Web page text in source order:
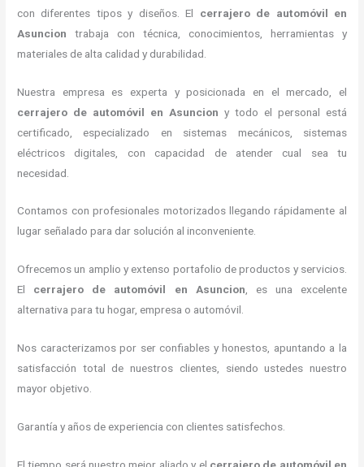
con diferentes tipos y diseños. El cerrajero de automóvil en
Asuncion trabaja con técnica, conocimientos, herramientas y
materiales de alta calidad y durabilidad.
Nuestra empresa es experta y posicionada en el mercado, el
cerrajero de automóvil en Asuncion y todo el personal está
certificado, especializado en sistemas mecánicos, sistemas
eléctricos digitales, con capacidad de atender cual sea tu
necesidad.
Contamos con profesionales motorizados llegando rápidamente al
lugar señalado para dar solución al inconveniente.
Ofrecemos un amplio y extenso portafolio de productos y servicios.
El cerrajero de automóvil en Asuncion, es una excelente
alternativa para tu hogar, empresa o automóvil.
Nos caracterizamos por ser confiables y honestos, apuntando a la
satisfacción total de nuestros clientes, siendo ustedes nuestro
mayor objetivo.
Garantía y años de experiencia con clientes satisfechos.